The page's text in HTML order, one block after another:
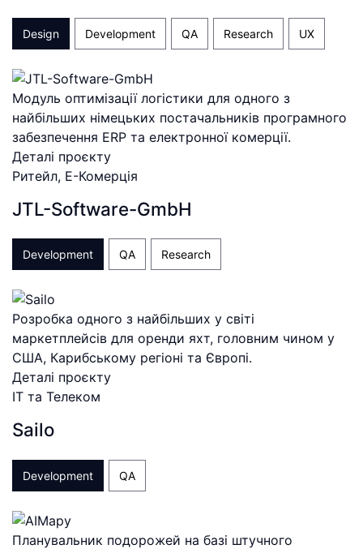
Design Development QA Research UX
Модуль оптимізації логістики для одного з
найбільших німецьких постачальників програмного
забезпечення ERP та електронної комерції.
Деталі проєкту
Ритейл, Е-Комерція
JTL-Software-GmbH
Development QA Research
Розробка одного з найбільших у світі
маркетплейсів для оренди яхт, головним чином у
США, Карибському регіоні та Європі.
Деталі проєкту
ІТ та Телеком
Sailo
Development QA
Планувальник подорожей на базі штучного